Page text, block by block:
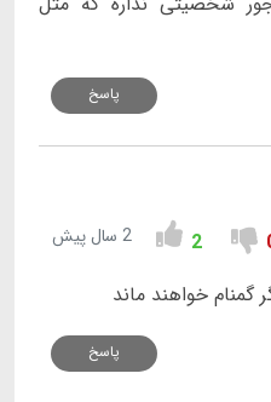
پاسخ
2 2 سال پیش
خواهند ماند
پاسخ